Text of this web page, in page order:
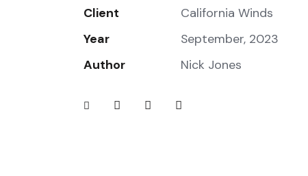
Client
California Winds
Year
September, 2023
Author
Nick Jones